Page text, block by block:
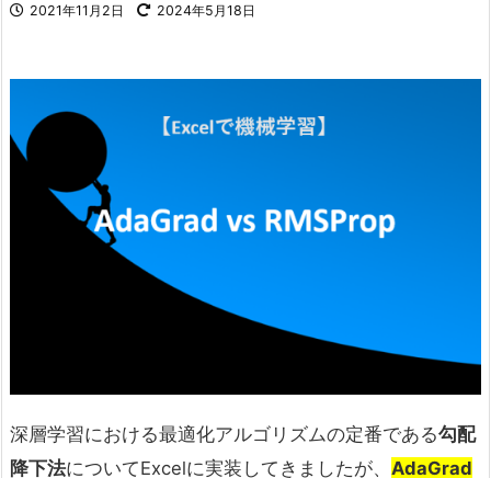
2021年11月2日 2024年5月18日
深層学習における最適化アルゴリズムの定番である勾配
降下法についてExcelに実装してきましたが、 AdaGrad